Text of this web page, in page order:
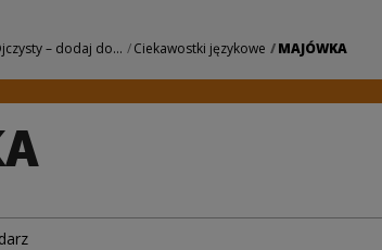
– dodaj do... Ciekawostki językowe MAJÓWKA